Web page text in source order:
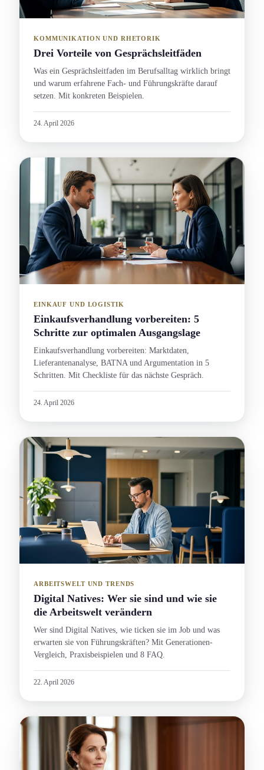
KOMMUNIKATION UND RHETORIK
Drei Vorteile von Gesprächsleitfäden
Was ein Gesprächsleitfaden im Berufsalltag wirklich bringt
und warum erfahrene Fach- und Führungs­kräfte darauf
setzen. Mit konkreten Beispielen.
24. April 2026
EINKAUF UND LOGISTIK
Einkaufsverhandlung vorbereiten: 5
Schritte zur optimalen Ausgangslage
Einkaufsverhandlung vorbereiten: Marktdaten,
Lieferanten­analyse, BATNA und Argument­ation in 5
Schritten. Mit Checkliste für das nächste Gespräch.
24. April 2026
ARBEITSWELT UND TRENDS
Digital Natives: Wer sie sind und wie sie
die Arbeitswelt verändern
Wer sind Digital Natives, wie ticken sie im Job und was
erwarten sie von Führungs­kräften? Mit Generation­en-
Vergleich, Praxisbeispielen und 8 FAQ.
22. April 2026